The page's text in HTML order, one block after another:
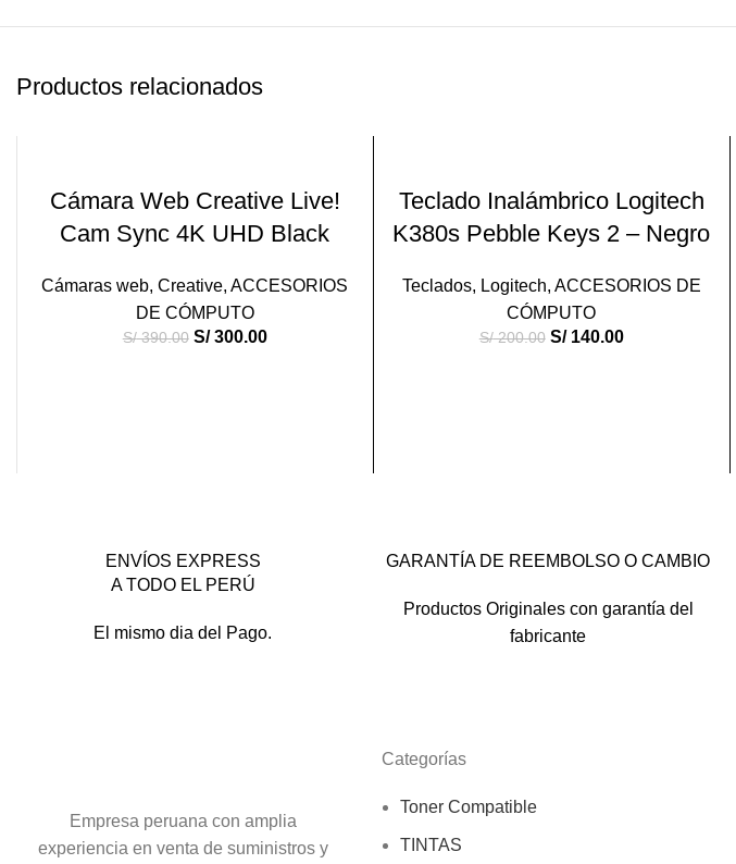
Productos relacionados
VEND
Cámara Web Creative Live!
Cam Sync 4K UHD Black
Cámaras web,Creative,ACCESORIOS
DE CÓMPUTO
S/390.00 S/300.00
Teclado Inalámbrico Logitech
K380s Pebble Keys 2 – Negro
Teclados, Logitech, ACCESORIOS DE
CÓMPUTO
S/200.00 S/140.00
ENVÍOS EXPRESS
A TODO EL PERÚ
El mismo dia del Pago.
GARANTÍA DE REEMBOLSO O CAMBIO
Productos Originales con garantía del
fabricante
Empresa peruana con amplia
experiencia en venta de suministros y
Categorías
Toner Compatible
TINTAS